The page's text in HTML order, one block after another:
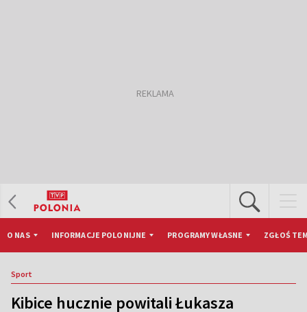
O NAS INFORMACJE POLONIJNE PROGRAMY WŁASNE ZGŁOŚ
Sport
Kibice hucznie powitali Łukasza